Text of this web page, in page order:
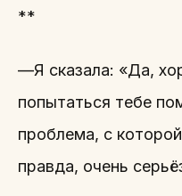
**
—Я сказала: «Да,
попытаться тебе
проблема, с
правда, очень